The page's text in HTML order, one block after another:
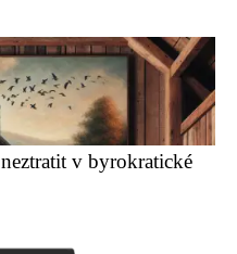
v byrokratické